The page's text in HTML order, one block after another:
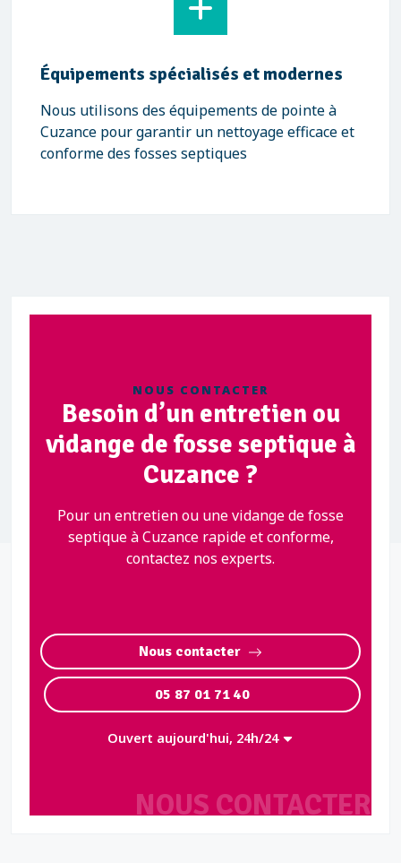
Équipements spécialisés et modernes
Nous utilisons des équipements de pointe à
Cuzance pour garantir un nettoyage efficace et
conforme des fosses septiques
NOUS CONTACTER
NOUS CONTACTER
Besoin d’un entretien ou
vidange de fosse septique à
Cuzance ?
Pour un entretien ou une vidange de fosse
septique à Cuzance rapide et conforme,
contactez nos experts.
Nous contacter
05 87 01 71 40
Ouvert aujourd'hui, 24h/24